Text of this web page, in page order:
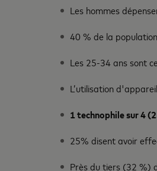
Les hommes
40 % de la
Les 25-34 ans sont
L’utilisation
1 technophile sur 4
25% disent avoir
Près du tiers (32 %)